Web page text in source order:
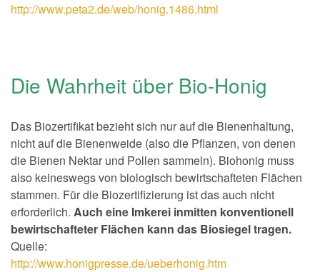
http://www.peta2.de/web/honig.1486.html
Die Wahrheit über Bio-Honig
Das Biozertifikat bezieht sich nur auf die Bienenhaltung,
nicht auf die Bienenweide (also die Pflanzen, von denen
die Bienen Nektar und Pollen sammeln). Biohonig muss
also keineswegs von biologisch bewirtschafteten Flächen
stammen. Für die Biozertifizierung ist das auch nicht
erforderlich. Auch eine Imkerei inmitten konventionell
bewirtschafteter Flächen kann das Biosiegel tragen.
Quelle:
http://www.honigpresse.de/ueberhonig.htm